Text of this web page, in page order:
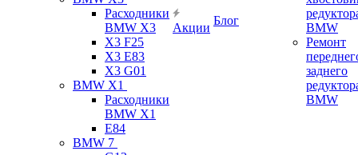
Расходники
BMW X3
X3 F25
X3 E83
X3 G01
BMW X1
Расходники
BMW X1
E84
BMW 7
Акции
Блог
BMW
Ремонт
заднего
BMW